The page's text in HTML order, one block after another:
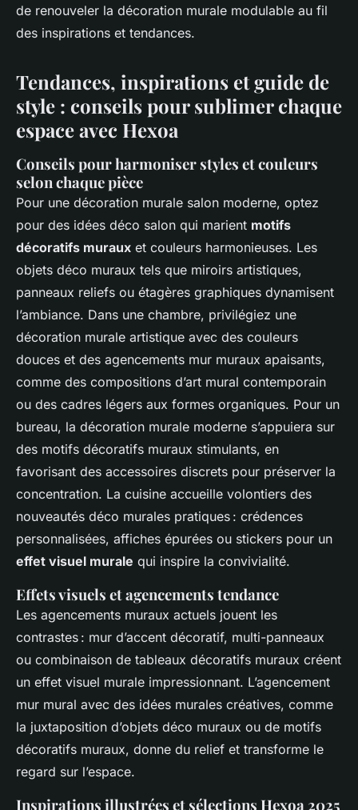
de renouveler la décoration murale modulable au fil
des inspirations et tendances.
Tendances, inspirations et guide de
style : conseils pour sublimer chaque
espace avec Hexoa
Conseils pour harmoniser styles et couleurs
selon chaque pièce
Pour une décoration murale salon moderne, optez
pour des idées déco salon qui marient motifs
décoratifs muraux et couleurs harmonieuses. Les
objets déco muraux tels que miroirs artistiques,
panneaux reliefs ou étagères graphiques dynamisent
l’ambiance. Dans une chambre, privilégiez une
décoration murale artistique avec des couleurs
douces et des agencements mur muraux apaisants,
comme des compositions d’art mural contemporain
ou des cadres légers aux formes organiques. Pour un
bureau, la décoration murale moderne s’appuiera sur
des motifs décoratifs muraux stimulants, en
favorisant des accessoires discrets pour préserver la
concentration. La cuisine accueille volontiers des
nouveautés déco murales pratiques : crédences
personnalisées, affiches épurées ou stickers pour un
effet visuel murale qui inspire la convivialité.
Effets visuels et agencements tendance
Les agencements muraux actuels jouent les
contrastes : mur d’accent décoratif, multi-panneaux
ou combinaison de tableaux décoratifs muraux créent
un effet visuel murale impressionnant. L’agencement
mur mural avec des idées murales créatives, comme
la juxtaposition d’objets déco muraux ou de motifs
décoratifs muraux, donne du relief et transforme le
regard sur l’espace.
Inspirations illustrées et sélections Hexoa 2025